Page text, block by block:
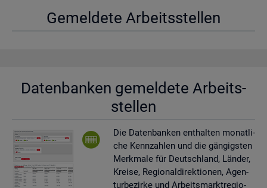
Ge­mel­de­te Ar­beits­stel­len
Da­ten­ban­ken ge­mel­de­te Ar­beits­
stel­len
Die Da­ten­ban­ken ent­hal­ten mo­nat­li­
che Kenn­zah­len und die gän­gigs­ten
Merk­ma­le für Deutsch­land, Län­der,
Krei­se, Re­gio­nal­di­rek­tio­nen, Agen­
tur­be­zir­ke und Ar­beits­markt­re­gio­